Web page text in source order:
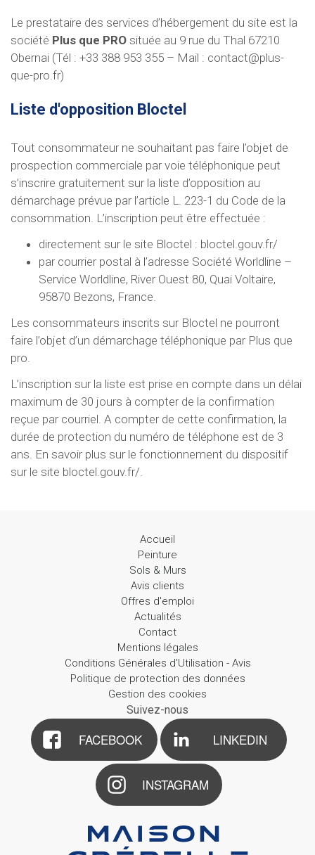
Le prestataire des services d’hébergement du site est la
société Plus que PRO située au 9 rue du Thal 67210
Obernai (Tél : +33 388 953 355 – Mail : contact@plus-
que-pro.fr)
Liste d'opposition Bloctel
Tout consommateur ne souhaitant pas faire l’objet de
prospection commerciale par voie téléphonique peut
s’inscrire gratuitement sur la liste d’opposition au
démarchage prévue par l’article L. 223-1 du Code de la
consommation. L’inscription peut être effectuée :
directement sur le site Bloctel : bloctel.gouv.fr/
par courrier postal à l’adresse Société Worldline –
Service Worldline, River Ouest 80, Quai Voltaire,
95870 Bezons, France.
Les consommateurs inscrits sur Bloctel ne pourront
faire l’objet d’un démarchage téléphonique par Plus que
pro.
L’inscription sur la liste est prise en compte dans un délai
maximum de 30 jours à compter de la confirmation
reçue par courriel. A compter de cette confirmation, la
durée de protection du numéro de téléphone est de 3
ans. En savoir plus sur le fonctionnement du dispositif
sur le site bloctel.gouv.fr/.
Accueil
Peinture
Sols & Murs
Avis clients
Offres d'emploi
Actualités
Contact
Mentions légales
Conditions Générales d'Utilisation - Avis
Politique de protection des données
Gestion des cookies
Suivez-nous
FACEBOOK LINKEDIN
INSTAGRAM